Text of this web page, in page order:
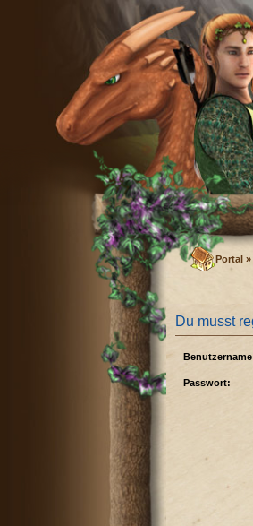
Portal »
Du musst
Passwort: